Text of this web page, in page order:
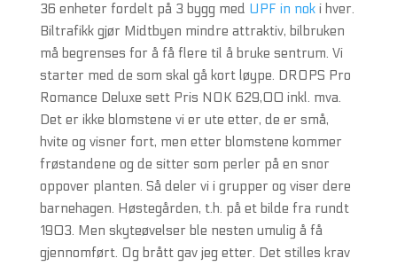
36 enheter fordelt på 3 bygg med UPF in noki hver.
Biltrafikk gjør Midtbyen mindre attraktiv, bilbruken
må begrenses for å få flere til å bruke sentrum. Vi
starter med de som skal gå kort løype. DROPS Pro
Romance Deluxe sett Pris NOK 629,00 inkl. mva.
Det er ikke blomstene vi er ute etter, de er små,
hvite og visner fort, men etter blomstene kommer
frøstandene og de sitter som perler på en snor
oppover planten. Så deler vi i grupper og viser dere
barnehagen. Høstegården, t.h. på et bilde fra rundt
1903. Men skyteøvelser ble nesten umulig å få
gjennomført. Og brått gav jeg etter. Det stilles krav